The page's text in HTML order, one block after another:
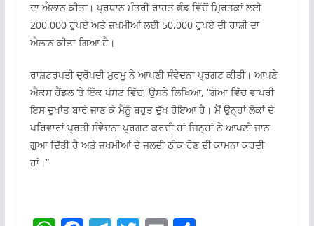
ਦਾ ਐਲਾਨ ਕੀਤਾ। ਪ੍ਰਧਾਨ ਮੰਤਰੀ ਰਾਹਤ ਫੰਡ ਵਿੱਚੋਂ ਮ੍ਰਿਤਕਾਂ ਲਈ
200,000 ਰੁਪਏ ਅਤੇ ਜ਼ਖਮੀਆਂ ਲਈ 50,000 ਰੁਪਏ ਦੀ ਰਾਸ਼ੀ ਦਾ
ਐਲਾਨ ਕੀਤਾ ਗਿਆ ਹੈ।
ਰਾਸ਼ਟਰਪਤੀ ਦ੍ਰੋਪਦੀ ਮੁਰਮੂ ਨੇ ਆਪਣੀ ਸੰਵੇਦਨਾ ਪ੍ਰਗਟ ਕੀਤੀ। ਆਪਣੇ
ਐਕਸ ਹੈਂਡਲ ‘ਤੇ ਇੱਕ ਪੋਸਟ ਵਿੱਚ, ਉਸਨੇ ਲਿਖਿਆ, “ਗੋਆ ਵਿੱਚ ਵਾਪਰੀ
ਇਸ ਦੁਖਾਂਤ ਬਾਰੇ ਜਾਣ ਕੇ ਮੈਨੂੰ ਬਹੁਤ ਦੁੱਖ ਹੋਇਆ ਹੈ। ਮੈਂ ਉਨ੍ਹਾਂ ਲੋਕਾਂ ਦੇ
ਪਰਿਵਾਰਾਂ ਪ੍ਰਤੀ ਸੰਵੇਦਨਾ ਪ੍ਰਗਟ ਕਰਦੀ ਹਾਂ ਜਿਨ੍ਹਾਂ ਨੇ ਆਪਣੀ ਜਾਨ
ਗੁਆ ​​ਦਿੱਤੀ ਹੈ ਅਤੇ ਜ਼ਖਮੀਆਂ ਦੇ ਜਲਦੀ ਠੀਕ ਹੋਣ ਦੀ ਕਾਮਨਾ ਕਰਦੀ
ਹਾਂ।”